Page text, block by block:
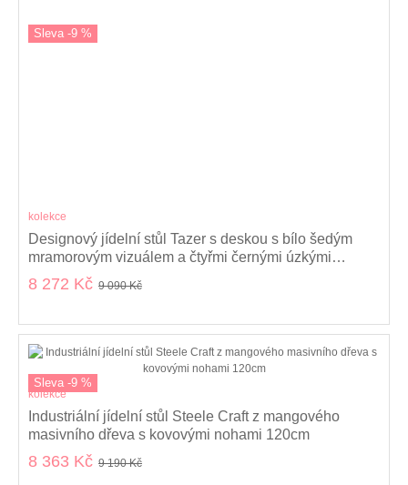
Sleva -9 %
kolekce
Designový jídelní stůl Tazer s deskou s bílo šedým
mramorovým vizuálem a čtyřmi černými úzkými
nožičkami 160 cm
8 272 Kč 9 090 Kč
Sleva -9 %
kolekce
Industriální jídelní stůl Steele Craft z mangového
masivního dřeva s kovovými nohami 120cm
8 363 Kč 9 190 Kč